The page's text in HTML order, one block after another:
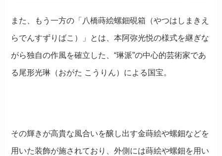
また、もう一方の「八橋蒔絵螺鈿硯箱（やつはしまきえ
らでんすずりばこ）」とは、本阿弥光悦の様式を継ぎな
がら独自の作風を確立した、“琳派”の中心的芸術家であ
る尾形光琳（おがた こうりん）による国宝。
その輝きが高貴な風合いを醸し出す金蒔絵や螺鈿などを
用いた装飾が施されており、外側には蒔絵や螺鈿を用い